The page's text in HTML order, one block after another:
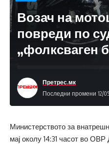
Возач на
повреди по
„фолксваген
Последни промени 12/
Претрес.мк
Министерството за
мај околу 14:31 часот во